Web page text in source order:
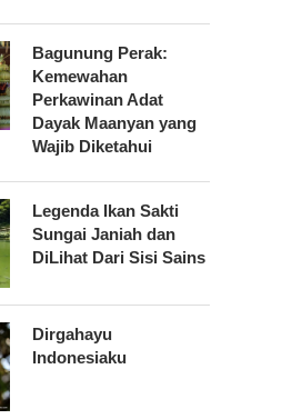
Bagunung Perak:
Kemewahan
Perkawinan Adat
Dayak Maanyan yang
Wajib Diketahui
Legenda Ikan Sakti
Sungai Janiah dan
DiLihat Dari Sisi Sains
Dirgahayu
Indonesiaku